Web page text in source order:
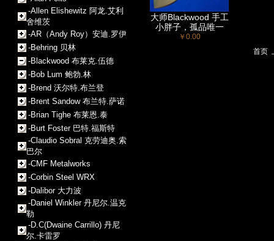
-Allen Elishewitz 阿龙.艾利
舍维茨
-AR（Andy Roy）安迪.罗伊
-Behring 贝林
-Blackwood 布莱克.伍德
-Bob Lum 鲍勃.林
-Brend 沃尔特.布兰登
-Brent Sandow 布兰特.萨诺
-Brian Tighe 布莱恩.泰
-Burt Foster 巴特.福斯特
-Claudio Sobral 克劳迪奥.索
巴尔
-CMF Metalworks
-Corbin Steel WRX
-Dalibor 大力波
-Daniel Winkler 丹尼尔.温克
勒
-D.C(Dwaine Carrillo) 丹尼
尔.卡雷罗
大师Blackwood 手工
小胖子，孤品唯一
￥0.00
首页